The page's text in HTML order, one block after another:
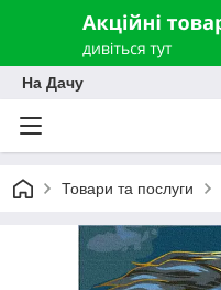
На Дачу
Товари та послуги